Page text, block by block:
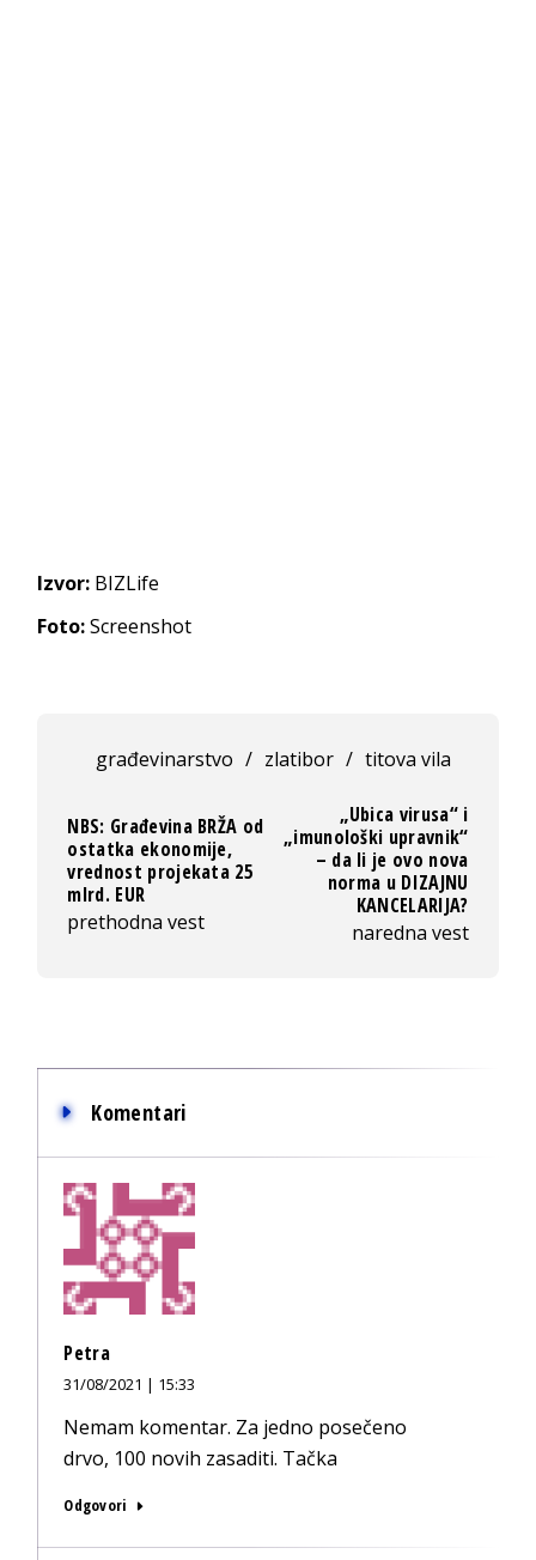
Izvor: BIZLife
Foto:Screenshot
građevinarstvo / zlatibor / titova vila
NBS: Građevina BRŽA od
ostatka ekonomije,
vrednost projekata 25
mlrd. EUR
prethodna vest
„Ubica virusa“ i
„imunološki upravnik“
– da li je ovo nova
norma u DIZAJNU
KANCELARIJA?
naredna vest
Komentari
Petra
31/08/2021 | 15:33
Nemam komentar. Za jedno posečeno
drvo, 100 novih zasaditi. Tačka
Odgovori